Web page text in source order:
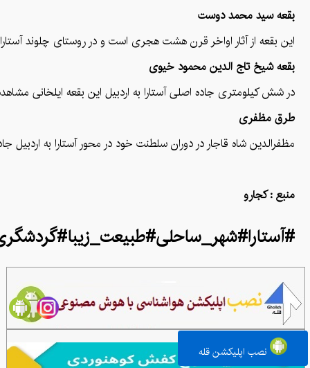
بقعه سید محمد دوست
این بقعه از آثار اواخر قرن هشت هجری است و در روستای چلوند آستارا
بقعه شیخ تاج‌ الدین محمود خیوی
در شش کیلومتری جاده‌ اصلی آستارا به اردبیل این بقعه ایلخانی
طرق مظفری
مظفرالدین شاه قاجار در دوران سلطنت خود در محور آستارا به
منبع : کجارو